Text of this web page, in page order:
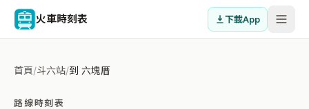
火車時刻表 下載App
首頁/斗六站/到 六塊厝
路線時刻表